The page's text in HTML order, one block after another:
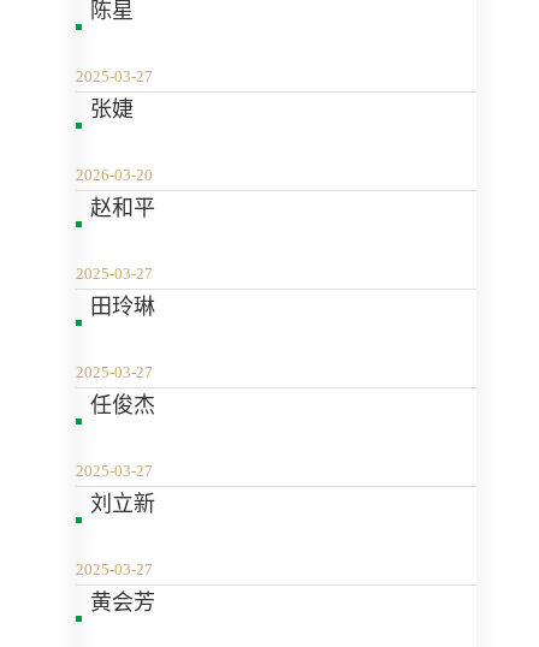
陈星
2025-03-27
张婕
2026-03-20
赵和平
2025-03-27
田玲琳
2025-03-27
任俊杰
2025-03-27
刘立新
2025-03-27
黄会芳